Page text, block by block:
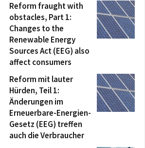
Reform fraught with
obstacles, Part 1:
Changes to the
Renewable Energy
Sources Act (EEG) also
affect consumers
Reform mit lauter
Hürden, Teil 1:
Änderungen im
Erneuerbare-Energien-
Gesetz (EEG) treffen
auch die Verbraucher